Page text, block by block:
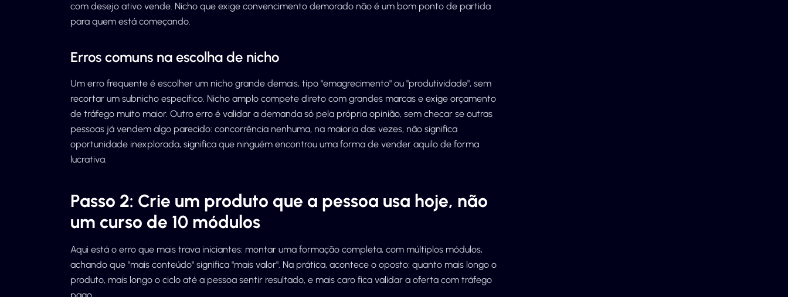
com desejo ativo vende. Nicho que exige convencimento demorado não é um bom ponto de partida
para quem está começando.
Erros comuns na escolha de nicho
Um erro frequente é escolher um nicho grande demais, tipo "emagrecimento" ou "produtividade", sem
recortar um subnicho específico. Nicho amplo compete direto com grandes marcas e exige orçamento
de tráfego muito maior. Outro erro é validar a demanda só pela própria opinião, sem checar se outras
pessoas já vendem algo parecido: concorrência nenhuma, na maioria das vezes, não significa
oportunidade inexplorada, significa que ninguém encontrou uma forma de vender aquilo de forma
lucrativa.
Passo 2: Crie um produto que a pessoa usa hoje, não
um curso de 10 módulos
Aqui está o erro que mais trava iniciantes: montar uma formação completa, com múltiplos módulos,
achando que "mais conteúdo" significa "mais valor". Na prática, acontece o oposto: quanto mais longo o
produto, mais longo o ciclo até a pessoa sentir resultado, e mais caro fica validar a oferta com tráfego